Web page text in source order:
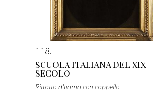
118
SCUOLA ITALIANA DEL XIX
SECOLO
Ritratto d'uomo con cappello